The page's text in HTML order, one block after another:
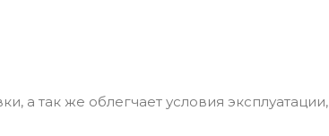
а так же облегчает условия эксплуатации,